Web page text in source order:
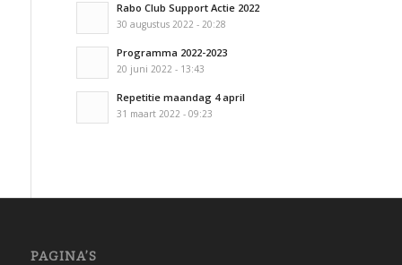
Rabo Club Support Actie 2022
30 augustus 2022 - 20:28
Programma 2022-2023
20 juni 2022 - 13:43
Repetitie maandag 4 april
31 maart 2022 - 09:23
PAGINA’S